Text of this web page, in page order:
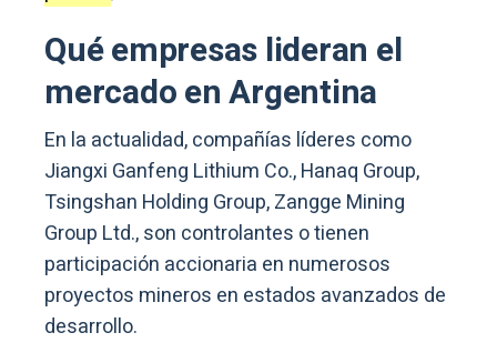
Qué empresas lideran el
mercado en Argentina
En la actualidad, compañías líderes como
Jiangxi Ganfeng Lithium Co., Hanaq Group,
Tsingshan Holding Group, Zangge Mining
Group Ltd., son controlantes o tienen
participación accionaria en numerosos
proyectos mineros en estados avanzados de
desarrollo.